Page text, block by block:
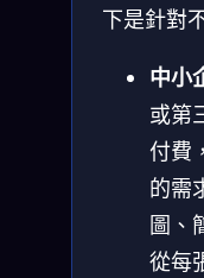
下是針對
中小
或第
付費
的需
圖、
從每